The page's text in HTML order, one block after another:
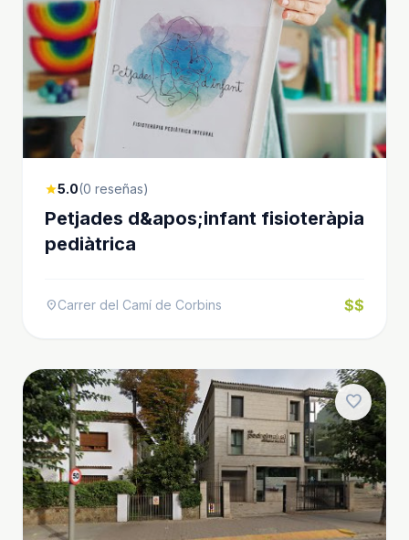
star5.0(0 reseñas)
Petjades d&apos;infant fisioteràpia
pediàtrica
location_onCarrer del Camí de Corbins $$
favorite